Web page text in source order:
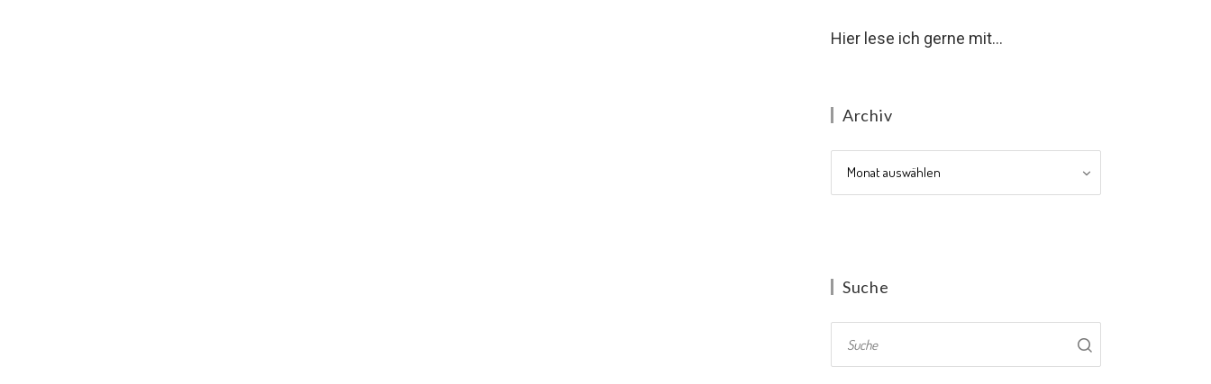
Hier lese ich gerne mit...
Archiv
Archiv
Suche